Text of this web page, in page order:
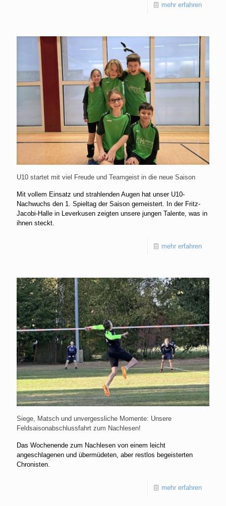
mehr erfahren
U10 startet mit viel Freude und Teamgeist in die neue Saison
Mit vollem Einsatz und strahlenden Augen hat unser U10-
Nachwuchs den 1. Spieltag der Saison gemeistert. In der Fritz-
Jacobi-Halle in Leverkusen zeigten unsere jungen Talente, was in
ihnen steckt.
mehr erfahren
Siege, Matsch und unvergessliche Momente: Unsere
Feldsaisonabschlussfahrt zum Nachlesen!
Das Wochenende zum Nachlesen von einem leicht
angeschlagenen und übermüdeten, aber restlos begeisterten
Chronisten.
mehr erfahren